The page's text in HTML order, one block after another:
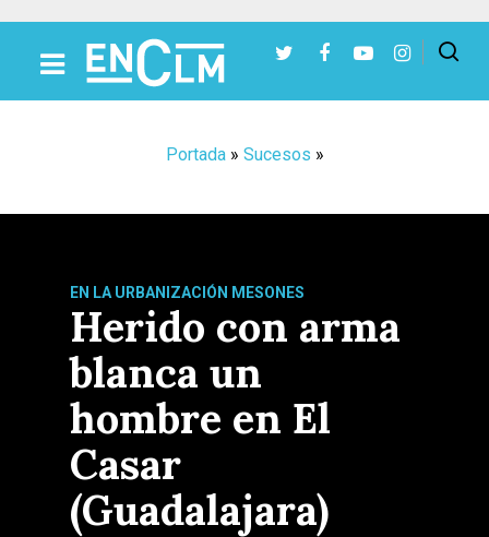
Portada» Sucesos »
EN LA URBANIZACIÓN MESONES
Herido con arma
blanca un
hombre en El
Casar
(Guadalajara)